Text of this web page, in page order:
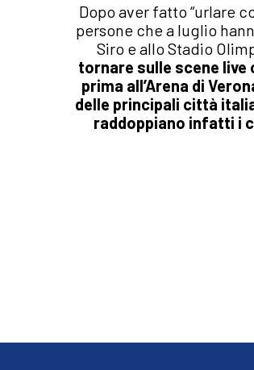
Dopo aver fatto “urlare
persone che a luglio
Siro e allo Stadio
tornare sulle scene live
prima all’Arena di
delle principali città
raddoppiano infatti i